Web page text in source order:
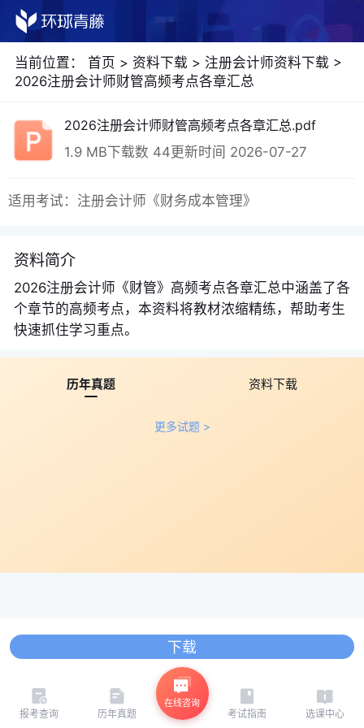
当前位置： 首页 > 资料下载 > 注册会计师资料下载 >
2026注册会计师财管高频考点各章汇总
2026注册会计师财管高频考点各章汇总.pdf
1.9 MB下载数 44更新时间 2026-07-27
下载
适用考试：注册会计师《财务成本管理》
资料简介
2026注册会计师《财管》高频考点各章汇总中涵盖了各
个章节的高频考点，本资料将教材浓缩精练，帮助考生
快速抓住学习重点。
历年真题 资料下载
更多试题 >
报考查询 历年真题
在线咨询
考试指南 选课中心